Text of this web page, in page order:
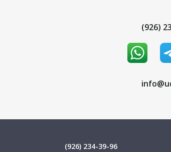
(926)
(926) 234-39-96